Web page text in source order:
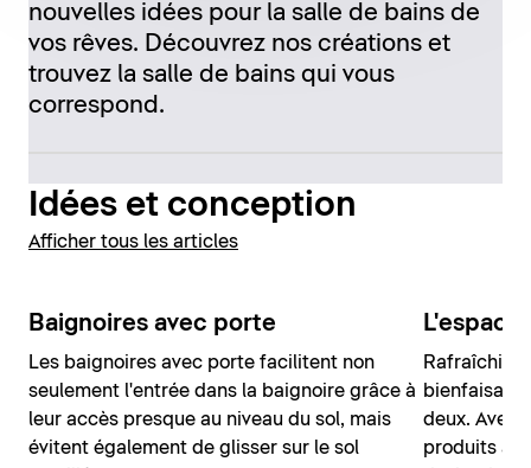
nouvelles idées pour la salle de bains de
vos rêves. Découvrez nos créations et
trouvez la salle de bains qui vous
correspond.
Idées et conception
Afficher tous les articles
Baignoires avec porte
Les baignoires avec porte facilitent non
seulement l'entrée dans la baignoire grâce à
leur accès presque au niveau du sol, mais
évitent également de glisser sur le sol
deux. Avec
produits